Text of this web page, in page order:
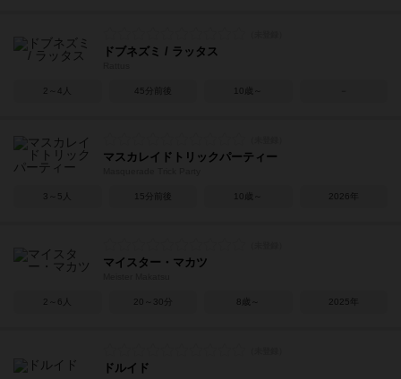
ドブネズミ / ラッタス
2～4人 45分前後 10歳～
マスカレイドトリックパーティー
3～5人 15分前後 10歳～ 2026年
マイスター・マカツ
2～6人 20～30分 8歳～ 2025年
ドルイド